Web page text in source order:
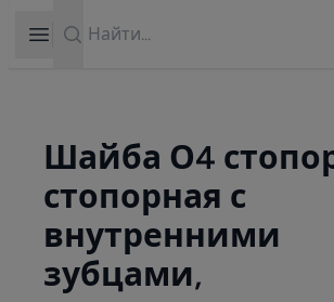
Open sidebar
Шайба О4
стопорная с
внутренними
зубцами,